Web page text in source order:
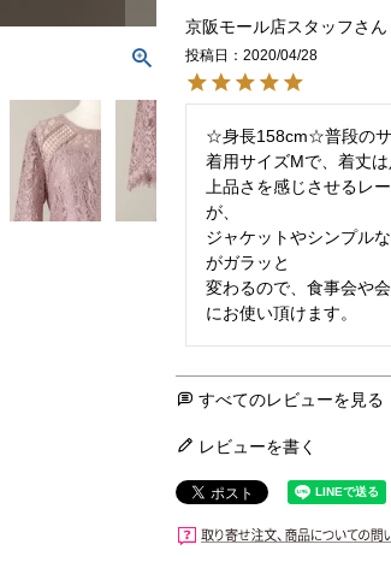
京阪モール店スタッフ
投稿日
2020/04/28
☆身長158cm☆普段の
着用サイズMで、着丈は
上品さを感じさせるレ
が、
ジャケットやシンプル
がガラッと
変わるので、食事会や
にお使い頂けます。
すべてのレビューを見る
レビューを書く